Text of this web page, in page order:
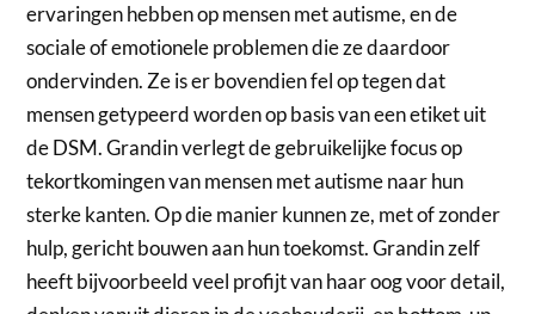
ervaringen hebben op mensen met autisme, en de
sociale of emotionele problemen die ze daardoor
ondervinden. Ze is er bovendien fel op tegen dat
mensen getypeerd worden op basis van een etiket uit
de DSM. Grandin verlegt de gebruikelijke focus op
tekortkomingen van mensen met autisme naar hun
sterke kanten. Op die manier kunnen ze, met of zonder
hulp, gericht bouwen aan hun toekomst. Grandin zelf
heeft bijvoorbeeld veel profijt van haar oog voor detail,